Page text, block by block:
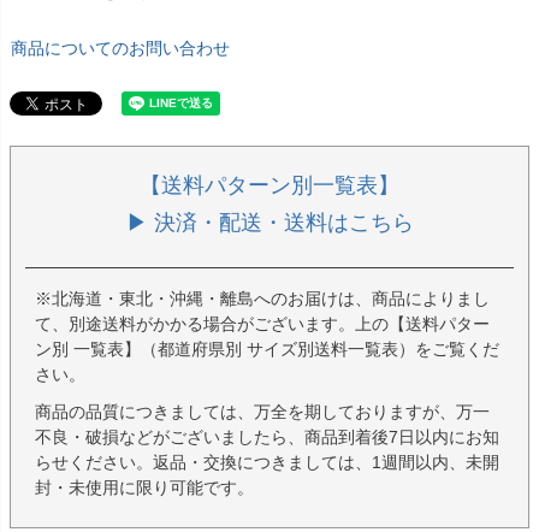
商品についてのお問い合わせ
【送料パターン別一覧表】
▶ 決済・配送・送料はこちら
※北海道・東北・沖縄・離島へのお届けは、商品によりまし
て、別途送料がかかる場合がございます。上の【送料パター
ン別 一覧表】（都道府県別 サイズ別送料一覧表）をご覧くだ
さい。
商品の品質につきましては、万全を期しておりますが、万一
不良・破損などがございましたら、商品到着後7日以内にお知
らせください。返品・交換につきましては、1週間以内、未開
封・未使用に限り可能です。